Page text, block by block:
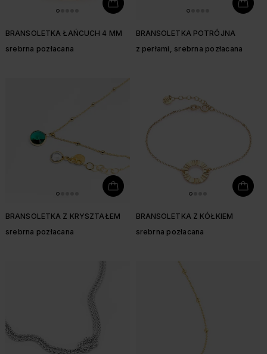
BRANSOLETKA ŁAŃCUCH 4 MM
srebrna pozłacana
BRANSOLETKA POTRÓJNA
z perłami, srebrna pozłacana
BRANSOLETKA Z KRYSZTAŁEM
srebrna pozłacana
BRANSOLETKA Z KÓŁKIEM
srebrna pozłacana